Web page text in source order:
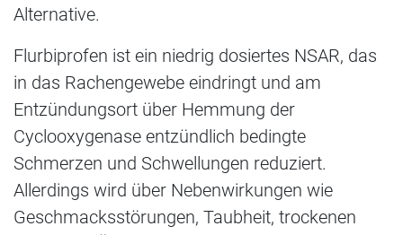
Alternative.
Flurbiprofen ist ein niedrig dosiertes NSAR, das
in das Rachengewebe eindringt und am
Entzündungsort über Hemmung der
Cyclooxygenase entzündlich bedingte
Schmerzen und Schwellungen reduziert.
Allerdings wird über Nebenwirkungen wie
Geschmacksstörungen, Taubheit, trockenen